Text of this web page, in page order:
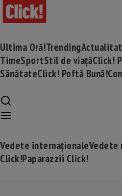
Ultima Oră!Trending
TimeSportStil de viațăClick!
SănătateClick! Poftă Bună!
Vedete internaționaleVedete
Click!Paparazzii Click!